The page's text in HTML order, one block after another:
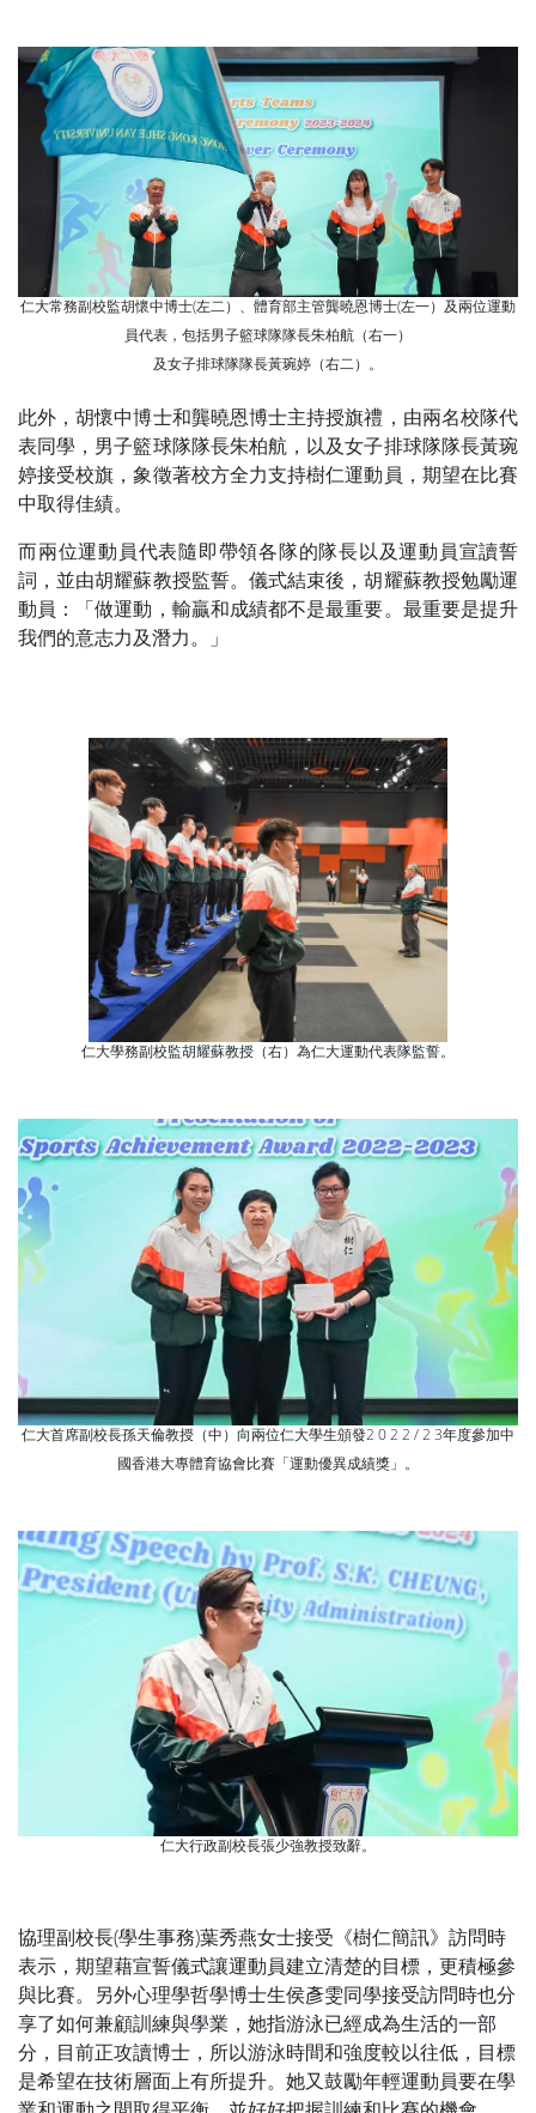
仁大常務副校監胡懷中博士(左二）、體育部主管龔曉恩博士(左一）及兩位運動
員代表，包括男子籃球隊隊長朱柏航（右一）
及女子排球隊隊長黃琬婷（右二）。
此外，胡懷中博士和龔曉恩博士主持授旗禮，由兩名校隊代
表同學，男子籃球隊隊長朱柏航，以及女子排球隊隊長黃琬
婷接受校旗，象徵著校方全力支持樹仁運動員，期望在比賽
中取得佳績。
而兩位運動員代表隨即帶領各隊的隊長以及運動員宣讀誓
詞，並由胡耀蘇教授監誓。儀式結束後，胡耀蘇教授勉勵運
動員：「做運動，輸贏和成績都不是最重要。最重要是提升
我們的意志力及潛力。」
仁大學務副校監胡耀蘇教授（右）為仁大運動代表隊監誓。
仁大首席副校長孫天倫教授（中）向兩位仁大學生頒發2 0 2 2 / 2 3年度參加中
國香港大專體育協會比賽「運動優異成績獎」。
仁大行政副校長張少強教授致辭。
協理副校長(學生事務)葉秀燕女士接受《樹仁簡訊》訪問時
表示，期望藉宣誓儀式讓運動員建立清楚的目標，更積極參
與比賽。另外心理學哲學博士生侯彥雯同學接受訪問時也分
享了如何兼顧訓練與學業，她指游泳已經成為生活的一部
分，目前正攻讀博士，所以游泳時間和強度較以往低，目標
是希望在技術層面上有所提升。她又鼓勵年輕運動員要在學